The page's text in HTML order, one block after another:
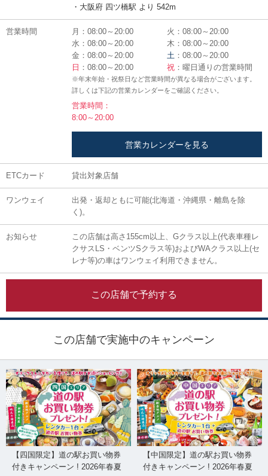
・大阪府 四ツ橋駅 より 542m
営業時間 月：08:00～20:00
火：08:00～20:00
水：08:00～20:00
木：08:00～20:00
金：08:00～20:00
土 ：08:00～20:00
日 ：08:00～20:00 祝 ：曜日通りの営業時間
※年末年始・祝祭日など営業時間が異なる場合がございます。
詳しくは下記の営業カレンダーをご確認ください。
営業時間：
8:00～20:00
営業カレンダーを見る
ETCカード 貸出対象店舗
ワンウェイ
出発・返却ともに可能(北海道・沖縄県・離島を除
く)。
お知らせ
この店舗は高さ155cm以上、Gクラス以上(代表車種レ
クサスLS・ベンツSクラス等)およびWAクラス以上(セ
レナ等)の車はワンウェイ利用できません。
この店舗で予約する
この店舗で実施中のキャンペーン
【四国限定】道の駅お買い物券
付きキャンペーン ! 2026年春夏
【中国限定】道の駅お買い物券
付きキャンペーン ! 2026年春夏